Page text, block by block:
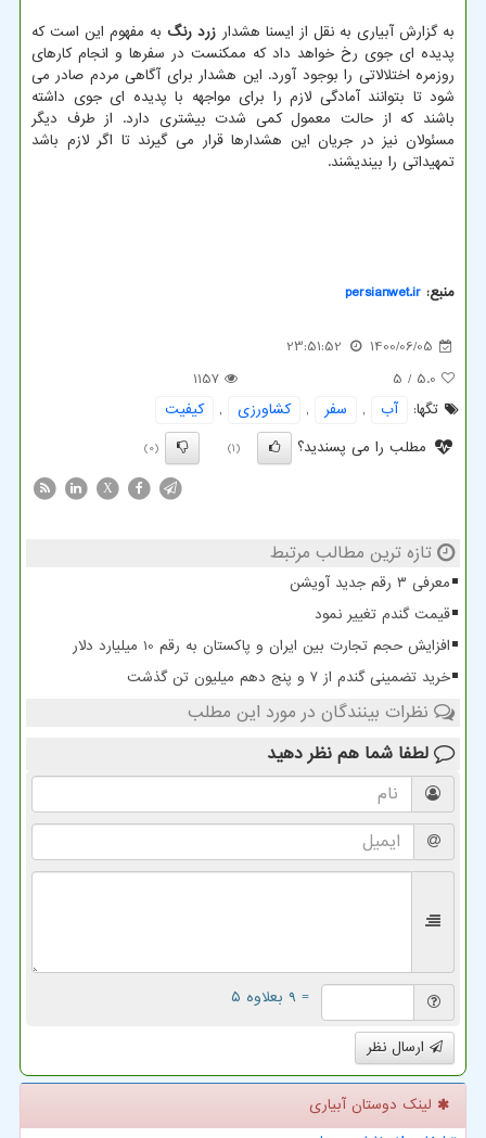
به گزارش آبیاری به نقل از ایسنا هشدار زرد رنگبه مفهوم این است که
پدیده ای جوی رخ خواهد داد که ممکنست در سفرها و انجام کارهای
روزمره اختلالاتی را بوجود آورد. این هشدار برای آگاهی مردم صادر می
شود تا بتوانند آمادگی لازم را برای مواجهه با پدیده ای جوی داشته
باشند که از حالت معمول کمی شدت بیشتری دارد. از طرف دیگر
مسئولان نیز در جریان این هشدارها قرار می گیرند تا اگر لازم باشد
تمهیداتی را بیندیشند.
منبع: persianwet.ir
1400/06/05
23:51:52
5.0
/ 5
1157
تگها:
آب , سفر , كشاورزی ,
كیفیت
مطلب را می پسندید؟
(1)
(0)
X
تازه ترین مطالب مرتبط
معرفی ۳ رقم جدید آویشن
قیمت گندم تغییر نمود
افزایش حجم تجارت بین ایران و پاکستان به رقم 10 میلیارد دلار
خرید تضمینی گندم از ۷ و پنج دهم میلیون تن گذشت
نظرات بینندگان در مورد این مطلب
لطفا شما هم نظر دهید
= ۹ بعلاوه ۵
ارسال نظر
لینک دوستان آبیاری